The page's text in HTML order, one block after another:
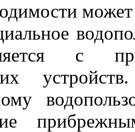
мости може
ьное
с